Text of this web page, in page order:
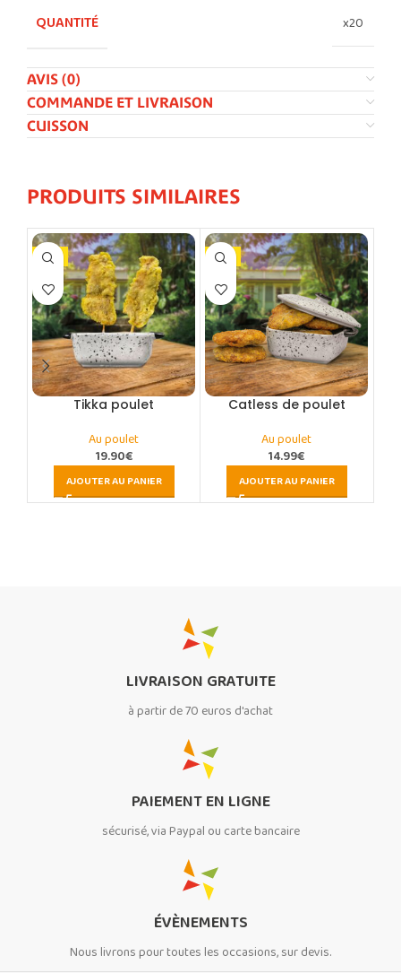
QUANTITÉ x20
AVIS (0)
COMMANDE ET LIVRAISON
CUISSON
PRODUITS SIMILAIRES
X10
Tikka poulet
Au poulet
19.90€
AJOUTER AU PANIER
X10
Catless de poulet
Au poulet
14.99€
AJOUTER AU PANIER
LIVRAISON GRATUITE
à partir de 70 euros d'achat
PAIEMENT EN LIGNE
sécurisé, via Paypal ou carte bancaire
ÉVÈNEMENTS
Nous livrons pour toutes les occasions, sur devis.